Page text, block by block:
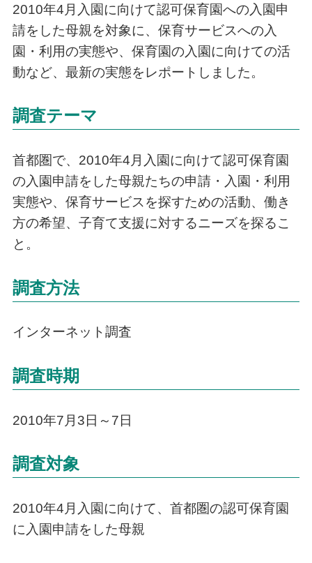
2010年4月入園に向けて認可保育園への入園申
請をした母親を対象に、保育サービスへの入
園・利用の実態や、保育園の入園に向けての活
動など、最新の実態をレポートしました。
調査テーマ
首都圏で、2010年4月入園に向けて認可保育園
の入園申請をした母親たちの申請・入園・利用
実態や、保育サービスを探すための活動、働き
方の希望、子育て支援に対するニーズを探るこ
と。
調査方法
インターネット調査
調査時期
2010年7月3日～7日
調査対象
2010年4月入園に向けて、首都圏の認可保育園
に入園申請をした母親